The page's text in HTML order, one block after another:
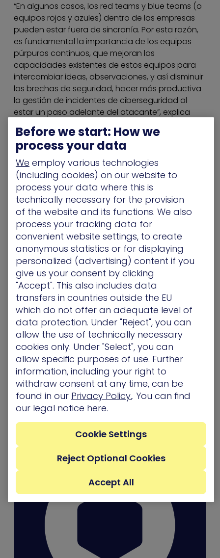
“En algunos casos, los red teams y blue teams (o
equipos rojos y azules) dentro de las empresas
pueden estar fuera de sincronía. Por esta razón,
es fundamental la importancia de los equipos
púrpuros continuos, que mejoran las
capacidades existentes de estos equipos para
intercambiar ideas, observaciones, y así disminuir
las brechas de seguridad, hacer más productiva
la gestión de incidentes de ciberseguridad al
estar un paso adelante del atacante”, explica
Eduardo Golcman, Director de Ventas de XM
Cyber para Latinoamérica.
Acerca de XM Cyber
XM Cyber fue fundada por ejecutivos de
seguridad del sector de inteligencia de élite
israelí. El equipo central de XM Cyber está
compuesto por veteranos altamente calificados
y experimentados de la inteligencia israelí con
experiencia tanto en seguridad cibernética
defensiva como ofensiva. XM Cyber ha
desarrollado más de 15 tecnologías patentadas
basadas en un conjunto de algoritmos
patentados que permiten la simulación continua
y automática de las técnicas y métodos de un
hacker.
Para más información, enviar un correo
electrónico a[email protected]
Related Topics
Cloud Security Posture Management
Webinar on demand
Before we start: How we
process your data
We employ various technologies
(including cookies) on our website to
process your data where this is
technically necessary for the provision
of the website and its functions. We also
process your tracking data for
convenient website settings, to create
anonymous statistics or for displaying
personalized (advertising) content if you
give us your consent by clicking
"Accept". This also includes data
transfers in countries outside the EU
which do not offer an adequate level of
data protection. Under "Reject", you can
allow the use of technically necessary
cookies only. Under "Select", you can
allow specific purposes of use. Further
information, including your right to
withdraw consent at any time, can be
found in our Privacy Policy.. You can find
our legal notice here.
Reject Optional Cookies
Accept All
Cookie Settings